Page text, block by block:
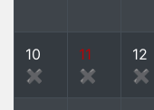
10
✖
11
✖
12
✖